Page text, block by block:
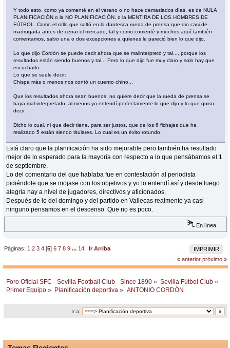
Y todo esto, como ya comenté en el verano o no hace demasiados días, es de NULA
PLANIFICACIÓN o la NO PLANIFICACIÓN, o la MENTIRA DE LOS HOMBRES DE
FÚTBOL. Como el rollo que soltó en la dantesca rueda de prensa que dio casi de
madrugada antes de cerrar el mercado, tal y como comenté y muchos aquí también
comentamos, salvo una o dos excepciones a quienes le pareció bien lo que dijo.
Lo que dijo Cordón se puede decir ahora que se malinterpretó y tal..., porque los
resultados están siendo buenos y tal... Pero lo que dijo fue muy claro y solo hay que
escucharlo.
Lo que se suele decir:
Chispa más o menos nos contó un cuento chino...
Que los resultados ahora sean buenos, no quiere decir que la rueda de prensa se
haya mal-interpretado, al menos yo entendí perfectamente lo que dijo y lo que quiso
decir.
Dicho lo cual, ni que decir tiene, para ser justos, que de los 6 fichajes que ha
realizado 5 están siendo titulares. Lo cual es un éxito rotundo.
Está claro que la planificación ha sido mejorable pero también ha resultado
mejor de lo esperado para la mayoría con respecto a lo que pensábamos el 1
de septiembre.
Lo del comentario del que hablaba fue en contestación al periodista
pidiéndole que se mojase con los objetivos y yo lo entendí así y desde luego
alegría hay a nivel de jugadores, directivos y aficionados.
Después de lo del domingo y del partido en Vallecas realmente ya casi
ninguno pensamos en el descenso. Que no es poco.
En línea
IMPRIMIR
Páginas: 1 2 3 4 [5]6 7 8 9 ... 14
Ir Arriba
« anterior próximo »
Foro Oficial SFC - Sevilla Football Club - Since 1890 » Sevilla Fútbol Club »
Primer Equipo » Planificación deportiva » ANTONIO CORDÓN
Ir a: